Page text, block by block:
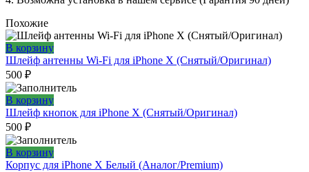
Похожие
В корзину
Шлейф антенны Wi-Fi для iPhone X (Снятый/Оригинал)
500 ₽
В корзину
Шлейф кнопок для iPhone X (Снятый/Оригинал)
500 ₽
В корзину
Корпус для iPhone X Белый (Аналог/Premium)